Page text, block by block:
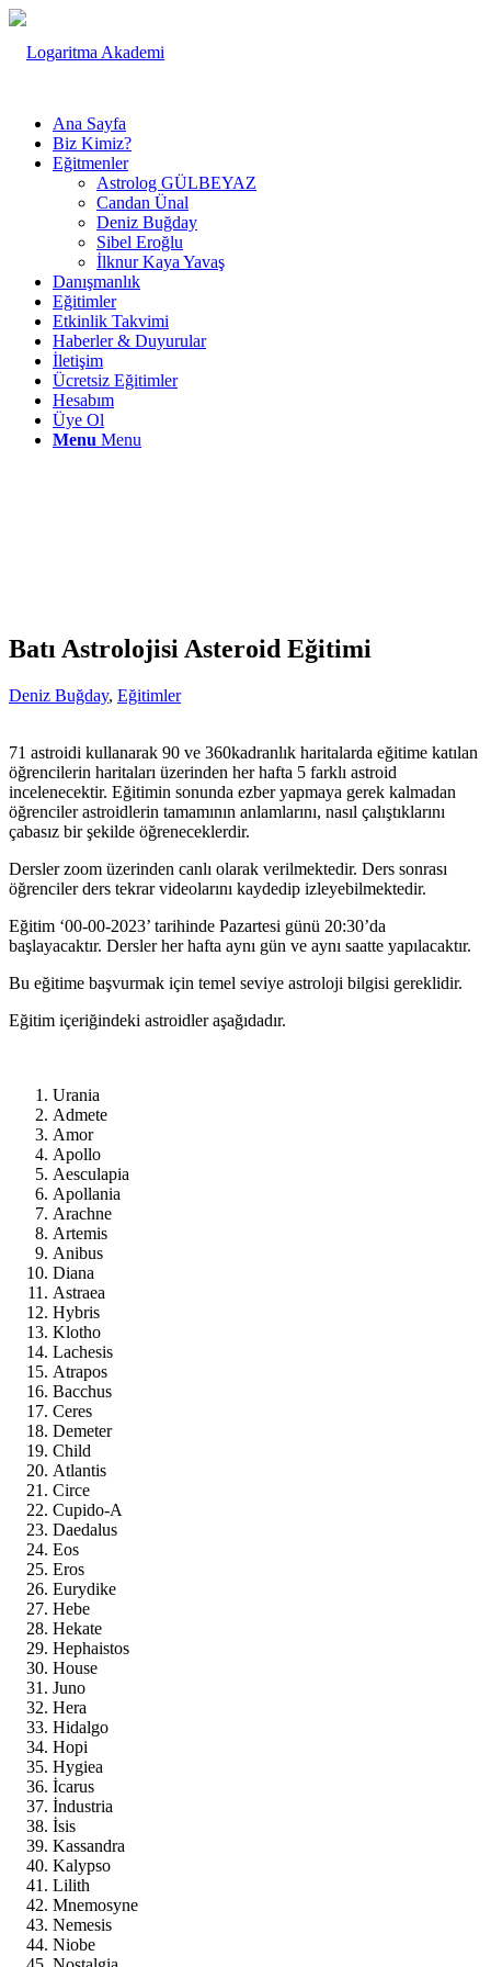
Ana Sayfa
Biz Kimiz?
Eğitmenler
Astrolog GÜLBEYAZ
Candan Ünal
Deniz Buğday
Sibel Eroğlu
İlknur Kaya Yavaş
Danışmanlık
Eğitimler
Etkinlik Takvimi
Haberler & Duyurular
İletişim
Ücretsiz Eğitimler
Hesabım
Üye Ol
Menu Menu
Batı Astrolojisi Asteroid Eğitimi
Deniz Buğday, Eğitimler
71 astroidi kullanarak 90 ve 360kadranlık haritalarda eğitime katılan
öğrencilerin haritaları üzerinden her hafta 5 farklı astroid
incelenecektir. Eğitimin sonunda ezber yapmaya gerek kalmadan
öğrenciler astroidlerin tamamının anlamlarını, nasıl çalıştıklarını
çabasız bir şekilde öğreneceklerdir.
Dersler zoom üzerinden canlı olarak verilmektedir. Ders sonrası
öğrenciler ders tekrar videolarını kaydedip izleyebilmektedir.
Eğitim ‘00-00-2023’ tarihinde Pazartesi günü 20:30’da
başlayacaktır. Dersler her hafta aynı gün ve aynı saatte yapılacaktır.
Bu eğitime başvurmak için temel seviye astroloji bilgisi gereklidir.
Eğitim içeriğindeki astroidler aşağıdadır.
Urania
Admete
Amor
Apollo
Aesculapia
Apollania
Arachne
Artemis
Anibus
Diana
Astraea
Hybris
Klotho
Lachesis
Atrapos
Bacchus
Ceres
Demeter
Child
Atlantis
Circe
Cupido-A
Daedalus
Eos
Eros
Eurydike
Hebe
Hekate
Hephaistos
House
Juno
Hera
Hidalgo
Hopi
Hygiea
İcarus
İndustria
İsis
Kassandra
Kalypso
Lilith
Mnemosyne
Nemesis
Niobe